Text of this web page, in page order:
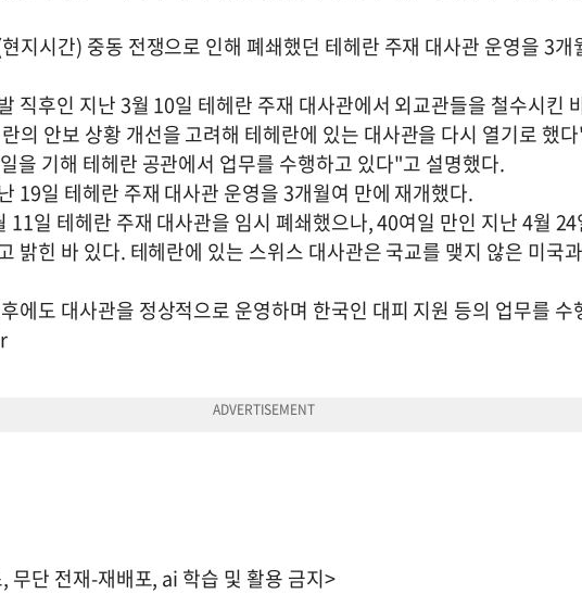
지시간) 중동 전쟁으로 인해 폐쇄했던 테헤란 주재 대사관 운영을 3개
직후인 지난 3월 10일 테헤란 주재 대사관에서 외교관들을 철수시킨
의 안보 상황 개선을 고려해 테헤란에 있는 대사관을 다시 열기로 했
을 기해 테헤란 공관에서 업무를 수행하고 있다"고 설명했다.
19일 테헤란 주재 대사관 운영을 3개월여 만에 재개했다.
11일 테헤란 주재 대사관을 임시 폐쇄했으나, 40여일 만인 지난 4월
밝힌 바 있다. 테헤란에 있는 스위스 대사관은 국교를 맺지 않은 미국
에도 대사관을 정상적으로 운영하며 한국인 대피 지원 등의 업무를 수
무단 전재-재배포, ai 학습 및 활용 금지>